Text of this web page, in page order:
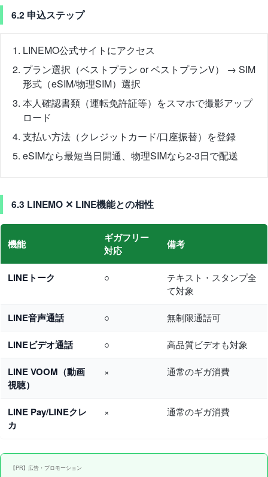
6.2 申込ステップ
LINEMO公式サイトにアクセス
プラン選択（ベストプラン or ベストプランV） → SIM
形式（eSIM/物理SIM）選択
本人確認書類（運転免許証等）をスマホで撮影アップ
ロード
支払い方法（クレジットカード/口座振替）を登録
eSIMなら最短当日開通、物理SIMなら2-3日で配送
6.3 LINEMO ✕ LINE機能との相性
機能
ギガフリー
対応
備考
LINEトーク ○
テキスト・スタンプ全
て対象
LINE音声通話 ○ 無制限通話可
LINEビデオ通話 ○ 高品質ビデオも対象
LINE VOOM（動画
視聴）
× 通常のギガ消費
LINE Pay/LINEクレ
カ
× 通常のギガ消費
【PR】広告・プロモーション